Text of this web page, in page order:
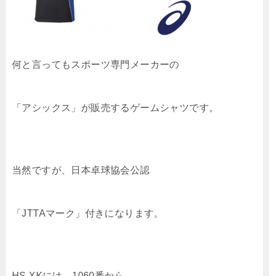
何と言ってもスポーツ専門メーカーの
「アシックス」が販売するゲームシャツです。
当然ですが、日本卓球協会公認
「JTTAマーク」付きになります。